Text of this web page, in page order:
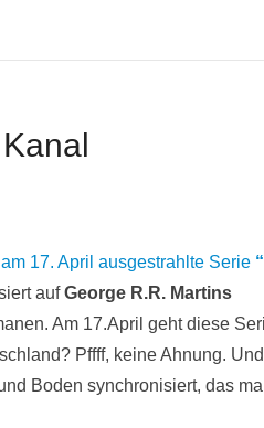
17. April ausgestrahlte Serie
aufGeorge R.R. Martins
Am 17.April geht diese
Pffff, keine Ahnung.
Boden synchronisiert, das